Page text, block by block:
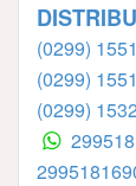
(0299)
(0299)
(0299)